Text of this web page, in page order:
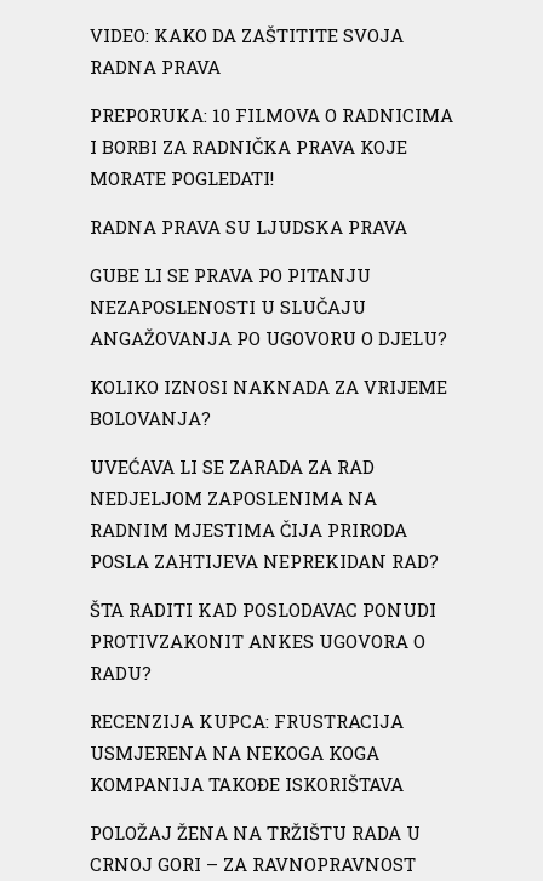
VIDEO: KAKO DA ZAŠTITITE SVOJA
RADNA PRAVA
PREPORUKA: 10 FILMOVA O RADNICIMA
I BORBI ZA RADNIČKA PRAVA KOJE
MORATE POGLEDATI!
RADNA PRAVA SU LJUDSKA PRAVA
GUBE LI SE PRAVA PO PITANJU
NEZAPOSLENOSTI U SLUČAJU
ANGAŽOVANJA PO UGOVORU O DJELU?
KOLIKO IZNOSI NAKNADA ZA VRIJEME
BOLOVANJA?
UVEĆAVA LI SE ZARADA ZA RAD
NEDJELJOM ZAPOSLENIMA NA
RADNIM MJESTIMA ČIJA PRIRODA
POSLA ZAHTIJEVA NEPREKIDAN RAD?
ŠTA RADITI KAD POSLODAVAC PONUDI
PROTIVZAKONIT ANKES UGOVORA O
RADU?
RECENZIJA KUPCA: FRUSTRACIJA
USMJERENA NA NEKOGA KOGA
KOMPANIJA TAKOĐE ISKORIŠTAVA
POLOŽAJ ŽENA NA TRŽIŠTU RADA U
CRNOJ GORI – ZA RAVNOPRAVNOST